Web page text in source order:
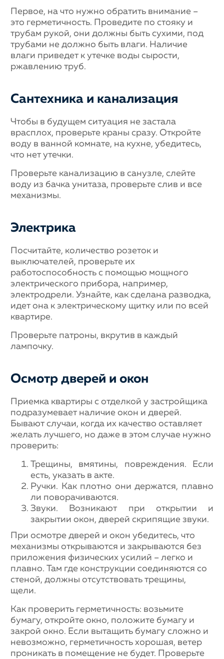
Первое, на что нужно обратить внимание –
это герметичность. Проведите по стояку и
трубам рукой, они должны быть сухими, под
трубами не должно быть влаги. Наличие
влаги приведет к утечке воды сырости,
ржавлению труб.
Сантехника и канализация
Чтобы в будущем ситуация не застала
врасплох, проверьте краны сразу. Откройте
воду в ванной комнате, на кухне, убедитесь,
что нет утечки.
Проверьте канализацию в санузле, слейте
воду из бачка унитаза, проверьте слив и все
механизмы.
Электрика
Посчитайте, количество розеток и
выключателей, проверьте их
работоспособность с помощью мощного
электрического прибора, например,
электродрели. Узнайте, как сделана разводка,
идет она к электрическому щитку или по всей
квартире.
Проверьте патроны, вкрутив в каждый
лампочку.
Осмотр дверей и окон
Приемка квартиры с отделкой у застройщика
подразумевает наличие окон и дверей.
Бывают случаи, когда их качество оставляет
желать лучшего, но даже в этом случае нужно
проверить:
Трещины, вмятины, повреждения. Если
есть, указать в акте.
Ручки. Как плотно они держатся, плавно
ли поворачиваются.
Звуки. Возникают при открытии и
закрытии окон, дверей скрипящие звуки.
При осмотре дверей и окон убедитесь, что
механизмы открываются и закрываются без
приложения физических усилий – легко и
плавно. Там где конструкции соединяются со
стеной, должны отсутствовать трещины,
щели.
Как проверить герметичность: возьмите
бумагу, откройте окно, положите бумагу и
закрой окно. Если вытащить бумагу сложно и
невозможно, герметичность хорошая, ветер
проникать в помещение не будет. Проверьте